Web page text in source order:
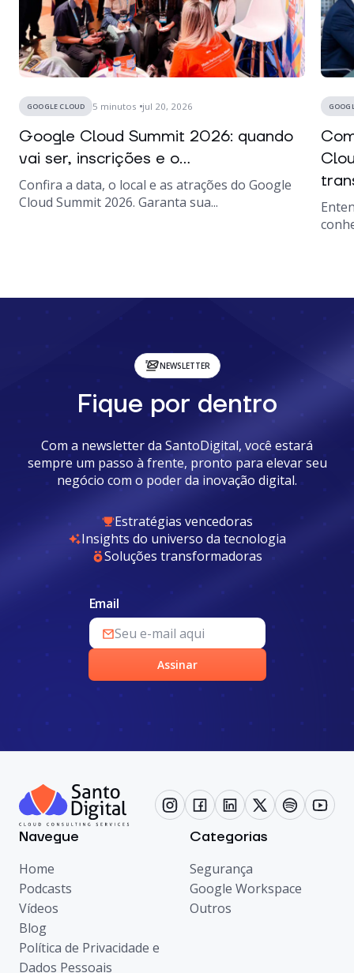
GOOGLE CLOUD 5 minutos jul 20, 2026
Google Cloud Summit 2026: quando
vai ser, inscrições e o...
Confira a data, o local e as atrações do Google
Cloud Summit 2026. Garanta sua...
NEWSLETTER
Fique por dentro
Com a newsletter da SantoDigital, você estará
sempre um passo à frente, pronto para elevar seu
negócio com o poder da inovação digital.
Estratégias vencedoras
Insights do universo da tecnologia
Soluções transformadoras
Email
Assinar
Navegue
Home
Podcasts
Vídeos
Blog
Política de Privacidade e
Dados Pessoais
Categorias
Segurança
Google Workspace
Outros